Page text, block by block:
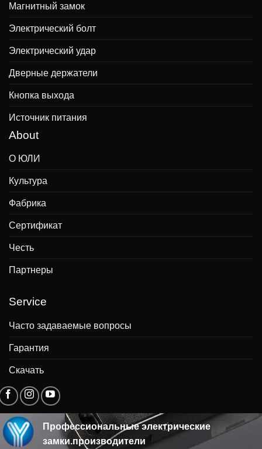
Магнитный замок
Электрический болт
Электрический удар
Дверные держатели
Кнопка выхода
Источник питания
About
О ЮЛИ
Культура
Фабрика
Сертификат
Честь
Партнеры
Service
Часто задаваемые вопросы
Гарантия
Скачать
Профессиональные электрические
замки.производители